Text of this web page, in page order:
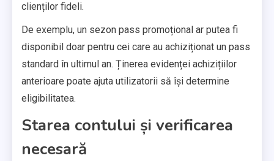
clienților fideli.
De exemplu, un sezon pass promoțional ar putea fi
disponibil doar pentru cei care au achiziționat un pass
standard în ultimul an. Ținerea evidenței achizițiilor
anterioare poate ajuta utilizatorii să își determine
eligibilitatea.
Starea contului și verificarea
necesară